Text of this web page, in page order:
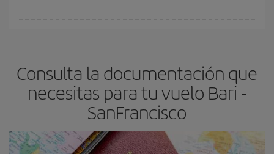
Consulta la documentación que
necesitas para tu vuelo Bari -
SanFrancisco